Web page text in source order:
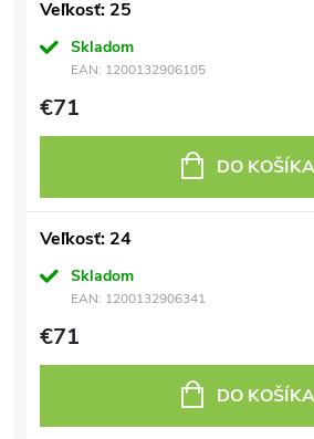
Veľkosť: 25
Skladom
EAN: 1200132906105
€71
DO KOŠÍKA
Veľkosť: 24
Skladom
EAN: 1200132906341
€71
DO KOŠÍKA